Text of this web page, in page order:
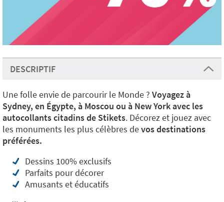
DESCRIPTIF
Une folle envie de parcourir le Monde ? Voyagez à
Sydney, en Égypte, à Moscou ou à New York avec les
autocollants citadins de Stikets. Décorez et jouez avec
les monuments les plus célèbres devos destinations
préférées.
Dessins 100% exclusifs
Parfaits pour décorer
Amusants et éducatifs